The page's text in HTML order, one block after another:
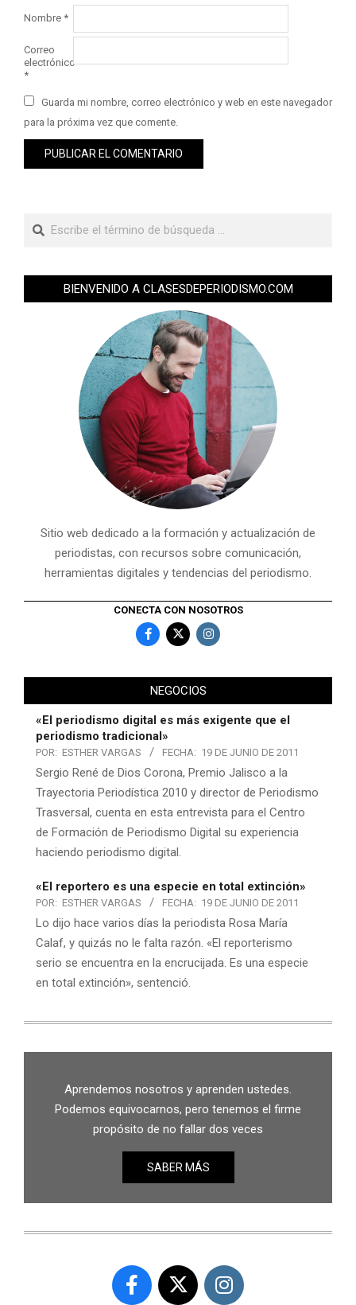
Nombre *
Correo
electrónico
*
Guarda mi nombre, correo electrónico y web en este navegador
para la próxima vez que comente.
BIENVENIDO A CLASESDEPERIODISMO.COM
Sitio web dedicado a la formación y actualización de
periodistas, con recursos sobre comunicación,
herramientas digitales y tendencias del periodismo.
CONECTA CON NOSOTROS
NEGOCIOS
«El periodismo digital es más exigente que el
periodismo tradicional»
POR: ESTHER VARGAS FECHA: 19 DE JUNIO DE 2011
Sergio René de Dios Corona, Premio Jalisco a la
Trayectoria Periodística 2010 y director de Periodismo
Trasversal, cuenta en esta entrevista para el Centro
de Formación de Periodismo Digital su experiencia
haciendo periodismo digital.
«El reportero es una especie en total extinción»
POR: ESTHER VARGAS FECHA: 19 DE JUNIO DE 2011
Lo dijo hace varios días la periodista Rosa María
Calaf, y quizás no le falta razón. «El reporterismo
serio se encuentra en la encrucijada. Es una especie
en total extinción», sentenció.
Aprendemos nosotros y aprenden ustedes.
Podemos equivocarnos, pero tenemos el firme
propósito de no fallar dos veces
SABER MÁS